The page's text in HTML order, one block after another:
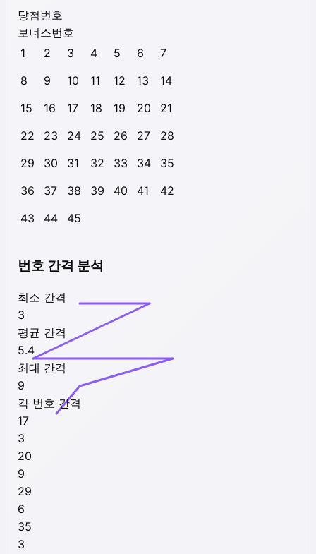
당첨번호
보너스번호
1
2 3 4 5 6
7
8
9 10 11 12 13
14
15
16 17 18 19 20
21
22
23 24 25 26 27
28
29
30 31 32 33 34
35
36
37 38 39 40 41
42
43
44 45
번호 간격 분석
최소 간격
3
평균 간격
5.4
최대 간격
9
각 번호 간격
17
3
20
9
29
6
35
3